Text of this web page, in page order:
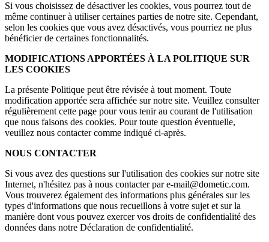
Si vous choisissez de désactiver les cookies, vous pourrez tout de
même continuer à utiliser certaines parties de notre site. Cependant,
selon les cookies que vous avez désactivés, vous pourriez ne plus
bénéficier de certaines fonctionnalités.
MODIFICATIONS APPORTÉES À LA POLITIQUE SUR
LES COOKIES
La présente Politique peut être révisée à tout moment. Toute
modification apportée sera affichée sur notre site. Veuillez consulter
régulièrement cette page pour vous tenir au courant de l'utilisation
que nous faisons des cookies. Pour toute question éventuelle,
veuillez nous contacter comme indiqué ci-après.
NOUS CONTACTER
Si vous avez des questions sur l'utilisation des cookies sur notre site
Internet, n'hésitez pas à nous contacter par e-mail@dometic.com.
Vous trouverez également des informations plus générales sur les
types d'informations que nous recueillons à votre sujet et sur la
manière dont vous pouvez exercer vos droits de confidentialité des
données dans notre Déclaration de confidentialité.